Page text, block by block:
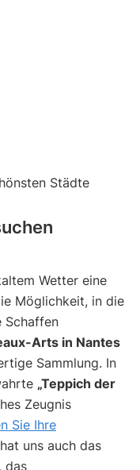
Wetter eine
Möglichkeit, in die
Schaffen
Arts in Nantes
Sammlung. In
„Teppich der
Zeugnis
Sie Ihre
uns auch das
, das